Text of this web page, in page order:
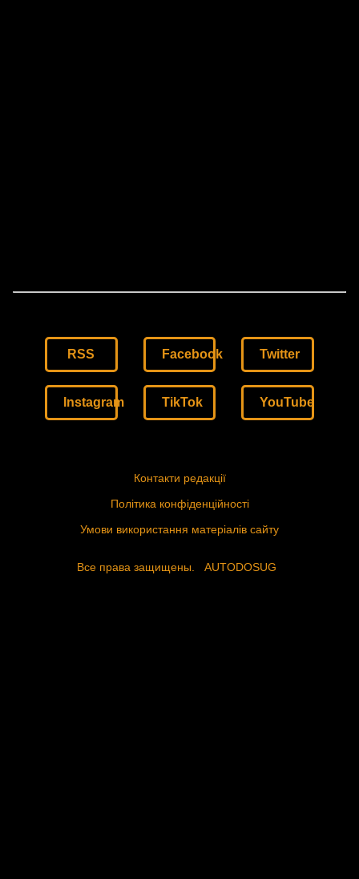
RSS Facebook Twitter
Instagram TikTok YouTube
Контакти редакції
Політика конфіденційності
Умови використання матеріалів сайту
Все права защищены. AUTODOSUG